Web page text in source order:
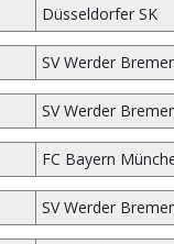
Düsseldorfer SK
SV Werder
SV Werder
FC Bayern
SV Werder